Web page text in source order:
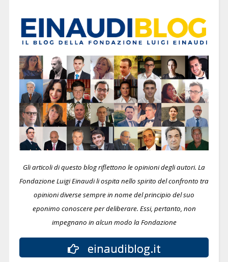
Gli articoli di questo blog riflettono le opinioni degli autori. La
Fondazione Luigi Einaudi li ospita nello spirito del confronto tra
opinioni diverse sempre in nome del principio del suo
eponimo conoscere per deliberare. Essi, pertanto, non
impegnano in alcun modo la Fondazione
einaudiblog.it